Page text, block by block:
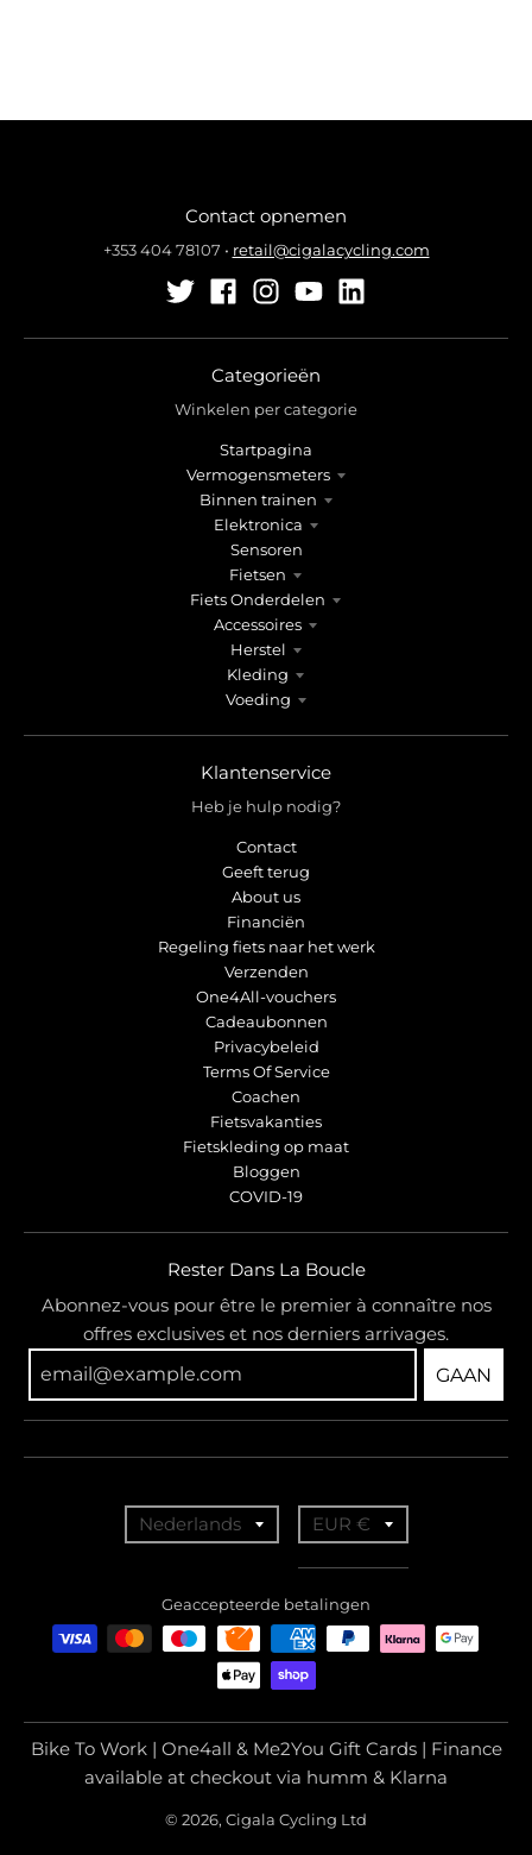
Contact opnemen
+353 404 78107 • retail@cigalacycling.com
Categorieën
Winkelen per categorie
Startpagina
Vermogensmeters
Binnen trainen
Elektronica
Sensoren
Fietsen
Fiets Onderdelen
Accessoires
Herstel
Kleding
Voeding
Klantenservice
Heb je hulp nodig?
Contact
Geeft terug
About us
Financiën
Regeling fiets naar het werk
Verzenden
One4All-vouchers
Cadeaubonnen
Privacybeleid
Terms Of Service
Coachen
Fietsvakanties
Fietskleding op maat
Bloggen
COVID-19
Rester Dans La Boucle
Abonnez-vous pour être le premier à connaître nos
offres exclusives et nos derniers arrivages.
GAAN
n
a
t
Nederlands
a
n
s
l
a
t
EUR €
Geaccepteerde betalingen
Bike To Work | One4all & Me2You Gift Cards | Finance
available at checkout via humm & Klarna
© 2026, Cigala Cycling Ltd